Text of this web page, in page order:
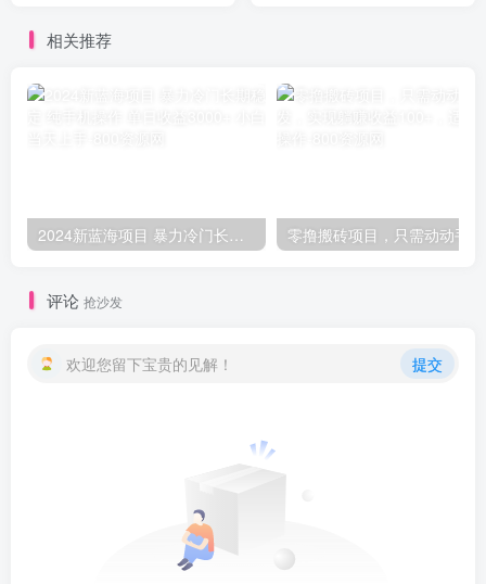
相关推荐
2024新蓝海项目 暴力冷门长期稳定 纯手机操作 单日收益3000+ 小白当天上手
评论 抢沙发
欢迎您留下宝贵的见解！ 提交